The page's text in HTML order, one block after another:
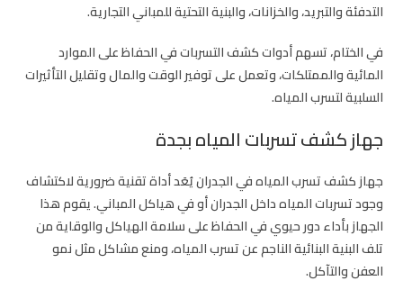
التدفئة والتبريد، والخزانات، والبنية التحتية للمباني التجارية.
في الختام، تسهم أدوات كشف التسربات في الحفاظ على الموارد
المائية والممتلكات، وتعمل على توفير الوقت والمال وتقليل التأثيرات
السلبية لتسرب المياه.
جهاز كشف تسربات المياه بجدة
جهاز كشف تسرب المياه في الجدران يُعَد أداة تقنية ضرورية لاكتشاف
وجود تسربات المياه داخل الجدران أو في هياكل المباني. يقوم هذا
الجهاز بأداء دور حيوي في الحفاظ على سلامة الهياكل والوقاية من
تلف البنية البنائية الناجم عن تسرب المياه، ومنع مشاكل مثل نمو
العفن والتآكل.